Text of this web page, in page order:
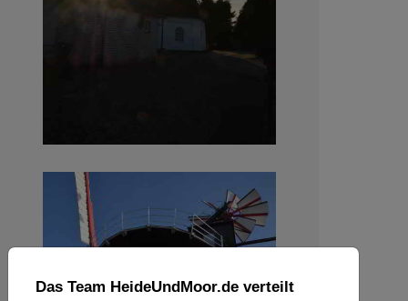
Das Team HeideUndMoor.de verteilt